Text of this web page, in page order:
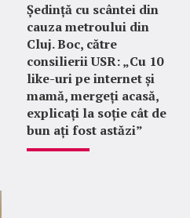
Ședință cu scântei din
cauza metroului din
Cluj. Boc, către
consilierii USR: „Cu 10
like-uri pe internet și
mamă, mergeți acasă,
explicați la soție cât de
bun ați fost astăzi”